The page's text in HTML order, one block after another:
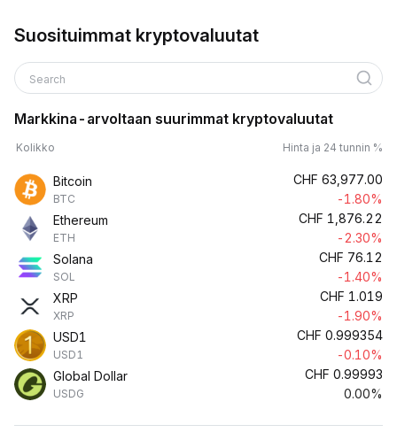
Suosituimmat kryptovaluutat
Search
Markkina-arvoltaan suurimmat kryptovaluutat
Kolikko Hinta ja 24 tunnin %
Bitcoin
BTC
CHF 63,977.00
-1.80%
Ethereum
ETH
CHF 1,876.22
-2.30%
Solana
SOL
CHF 76.12
-1.40%
XRP
XRP
CHF 1.019
-1.90%
USD1
USD1
CHF 0.999354
-0.10%
Global Dollar
USDG
CHF 0.99993
0.00%